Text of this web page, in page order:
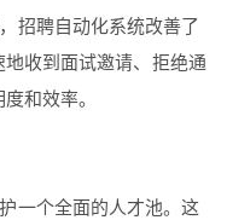
招聘自动化系统改善了
收到面试邀请、拒绝通
和效率。
一个全面的人才池。这